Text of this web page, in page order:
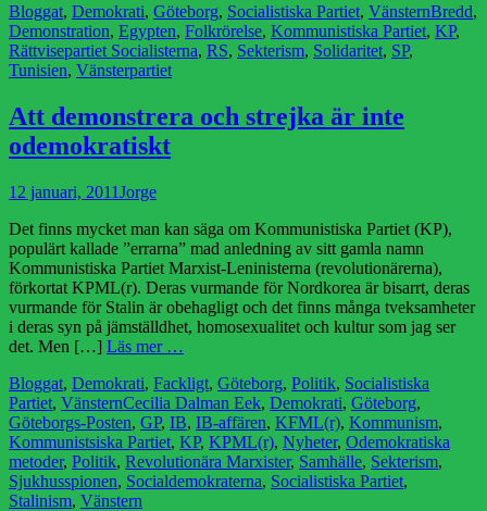
Kategorier
Bloggat, Demokrati, Göteborg, Socialistiska Partiet, VänsternEtiketter
Bredd,
Demonstration, Egypten, Folkrörelse, Kommunistiska Partiet, KP,
Rättvisepartiet Socialisterna, RS, Sekterism, Solidaritet, SP,
Tunisien, Vänsterpartiet
Att demonstrera och strejka är inte
odemokratiskt
Publicerad
12 januari, 2011 Författare
Jorge
Det finns mycket man kan säga om Kommunistiska Partiet (KP),
populärt kallade ”errarna” mad anledning av sitt gamla namn
Kommunistiska Partiet Marxist-Leninisterna (revolutionärerna),
förkortat KPML(r). Deras vurmande för Nordkorea är bisarrt, deras
vurmande för Stalin är obehagligt och det finns många tveksamheter
i deras syn på jämställdhet, homosexualitet och kultur som jag ser
det. Men […] Läs mer …
Kategorier
Bloggat, Demokrati, Fackligt, Göteborg, Politik, Socialistiska
Partiet, VänsternEtiketter
Cecilia Dalman Eek, Demokrati, Göteborg,
Göteborgs-Posten, GP, IB, IB-affären, KFML(r), Kommunism,
Kommunistsiska Partiet, KP, KPML(r), Nyheter, Odemokratiska
metoder, Politik, Revolutionära Marxister, Samhälle, Sekterism,
Sjukhusspionen, Socialdemokraterna, Socialistiska Partiet,
Stalinism, Vänstern